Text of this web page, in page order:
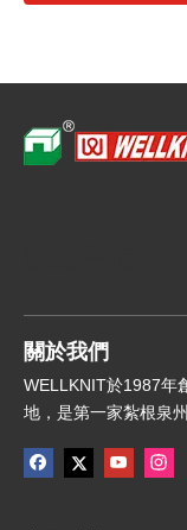
關於我們
WELLKNIT於1987年
地，是第一家紮根泉